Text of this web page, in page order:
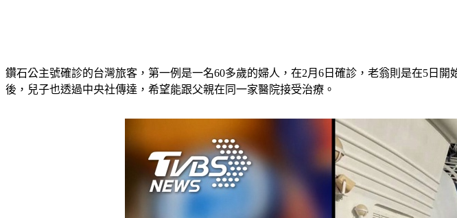
鑽石公主號確診的台灣旅客，第一例是一名60多歲的婦人，在2月6日確診，老翁則是在5日
後，兒子也透過中央社傳達，希望能跟父親在同一家醫院接受治療。